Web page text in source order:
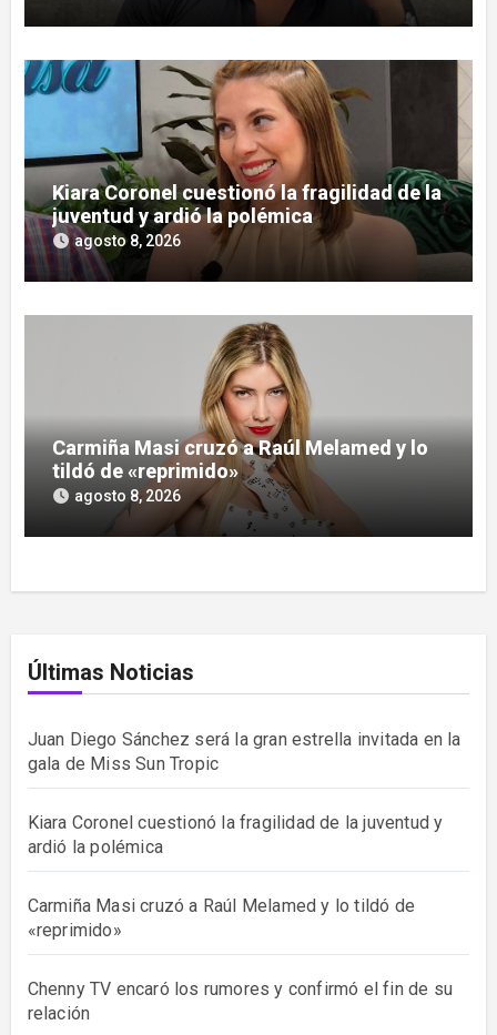
Kiara Coronel cuestionó la fragilidad de la
juventud y ardió la polémica
agosto 8, 2026
Carmiña Masi cruzó a Raúl Melamed y lo
tildó de «reprimido»
agosto 8, 2026
Últimas Noticias
Juan Diego Sánchez será la gran estrella invitada en la
gala de Miss Sun Tropic
Kiara Coronel cuestionó la fragilidad de la juventud y
ardió la polémica
Carmiña Masi cruzó a Raúl Melamed y lo tildó de
«reprimido»
Chenny TV encaró los rumores y confirmó el fin de su
relación